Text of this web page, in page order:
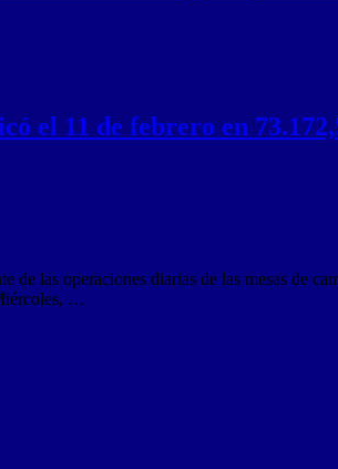
el 11 de febrero en
las operaciones diarias de las mesas de
…